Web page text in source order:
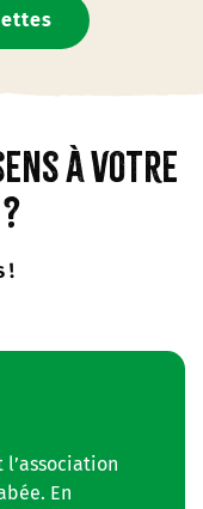
à votre
!
l’association
En